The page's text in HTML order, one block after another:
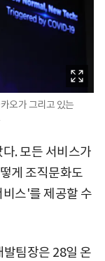
오가 그리고 있는
. 모든 서비스가
게 조직문화도
스'를 제공할 수
팀장은 28일 온